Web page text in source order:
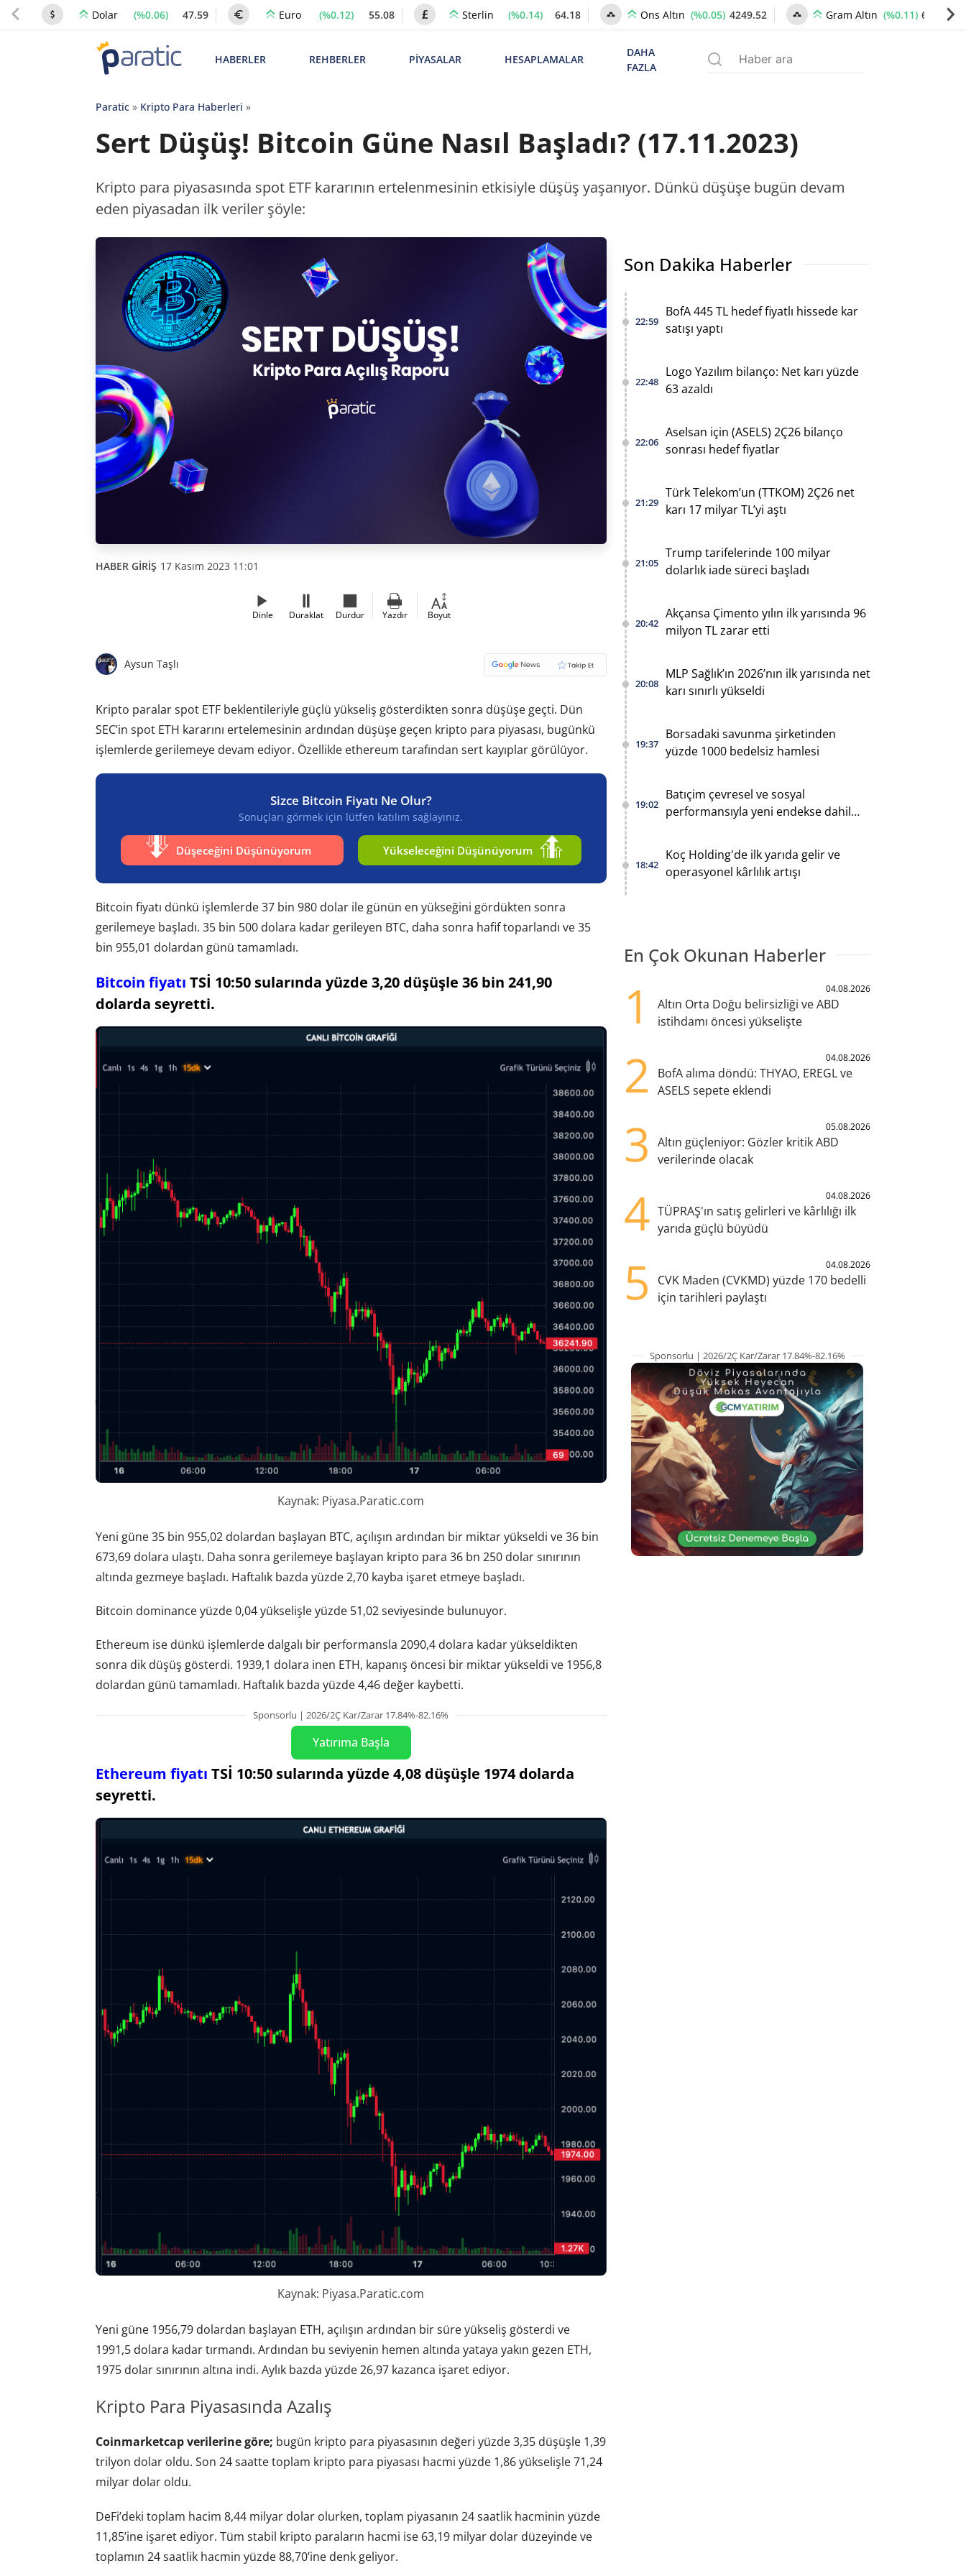
Dolar (%0.06) 47.59 Euro (%0.12) 55.08 Sterlin (%0.14) 64.18 Ons Altın (%0.05) 4249.52 Gram Altın (%0.11) 6503.11
HABERLER REHBERLER PİYASALAR HESAPLAMALAR
DAHA
FAZLA
Paratic» Kripto Para Haberleri »
Sert Düşüş! Bitcoin Güne Nasıl Başladı? (17.11.2023)
Kripto para piyasasında spot ETF kararının ertelenmesinin etkisiyle düşüş yaşanıyor. Dünkü düşüşe bugün devam
eden piyasadan ilk veriler şöyle:
HABER GİRİŞ 17 Kasım 2023 11:01
Dinle Duraklat Durdur Yazdır Boyut
Aysun Taşlı
Kripto paralar spot ETF beklentileriyle güçlü yükseliş gösterdikten sonra düşüşe geçti. Dün
SEC’in spot ETH kararını ertelemesinin ardından düşüşe geçen kripto para piyasası, bugünkü
işlemlerde gerilemeye devam ediyor. Özellikle ethereum tarafından sert kayıplar görülüyor.
Sizce Bitcoin Fiyatı Ne Olur?
Sonuçları görmek için lütfen katılım sağlayınız.
Düşeceğini Düşünüyorum Yükseleceğini Düşünüyorum
Bitcoin fiyatı dünkü işlemlerde 37 bin 980 dolar ile günün en yükseğini gördükten sonra
gerilemeye başladı. 35 bin 500 dolara kadar gerileyen BTC, daha sonra hafif toparlandı ve 35
bin 955,01 dolardan günü tamamladı.
Bitcoin fiyatı TSİ 10:50 sularında yüzde 3,20 düşüşle 36 bin 241,90
dolarda seyretti.
Kaynak: Piyasa.Paratic.com
Yeni güne 35 bin 955,02 dolardan başlayan BTC, açılışın ardından bir miktar yükseldi ve 36 bin
673,69 dolara ulaştı. Daha sonra gerilemeye başlayan kripto para 36 bn 250 dolar sınırının
altında gezmeye başladı. Haftalık bazda yüzde 2,70 kayba işaret etmeye başladı.
Bitcoin dominance yüzde 0,04 yükselişle yüzde 51,02 seviyesinde bulunuyor.
Ethereum ise dünkü işlemlerde dalgalı bir performansla 2090,4 dolara kadar yükseldikten
sonra dik düşüş gösterdi. 1939,1 dolara inen ETH, kapanış öncesi bir miktar yükseldi ve 1956,8
dolardan günü tamamladı. Haftalık bazda yüzde 4,46 değer kaybetti.
Sponsorlu | 2026/2Ç Kar/Zarar 17.84%-82.16%
Yatırıma Başla
Ethereum fiyatı TSİ 10:50 sularında yüzde 4,08 düşüşle 1974 dolarda
seyretti.
Kaynak: Piyasa.Paratic.com
Yeni güne 1956,79 dolardan başlayan ETH, açılışın ardından bir süre yükseliş gösterdi ve
1991,5 dolara kadar tırmandı. Ardından bu seviyenin hemen altında yataya yakın gezen ETH,
1975 dolar sınırının altına indi. Aylık bazda yüzde 26,97 kazanca işaret ediyor.
Kripto Para Piyasasında Azalış
Coinmarketcap verilerine göre; bugün kripto para piyasasının değeri yüzde 3,35 düşüşle 1,39
trilyon dolar oldu. Son 24 saatte toplam kripto para piyasası hacmi yüzde 1,86 yükselişle 71,24
milyar dolar oldu.
DeFi’deki toplam hacim 8,44 milyar dolar olurken, toplam piyasanın 24 saatlik hacminin yüzde
11,85’ine işaret ediyor. Tüm stabil kripto paraların hacmi ise 63,19 milyar dolar düzeyinde ve
toplamın 24 saatlik hacmin yüzde 88,70’ine denk geliyor.
Son Dakika Haberler
22:59
BofA 445 TL hedef fiyatlı hissede kar
satışı yaptı
22:48
Logo Yazılım bilanço: Net karı yüzde
63 azaldı
22:06
Aselsan için (ASELS) 2Ç26 bilanço
sonrası hedef fiyatlar
21:29
Türk Telekom’un (TTKOM) 2Ç26 net
karı 17 milyar TL’yi aştı
21:05
Trump tarifelerinde 100 milyar
dolarlık iade süreci başladı
20:42
Akçansa Çimento yılın ilk yarısında 96
milyon TL zarar etti
20:08
MLP Sağlık’ın 2026’nın ilk yarısında net
karı sınırlı yükseldi
19:37
Borsadaki savunma şirketinden
yüzde 1000 bedelsiz hamlesi
19:02
Batıçim çevresel ve sosyal
performansıyla yeni endekse dahil
18:42
Koç Holding'de ilk yarıda gelir ve
operasyonel kârlılık artışı
En Çok Okunan Haberler
1 04.08.2026
Altın Orta Doğu belirsizliği ve ABD
istihdamı öncesi yükselişte
2 04.08.2026
BofA alıma döndü: THYAO, EREGL ve
ASELS sepete eklendi
3 05.08.2026
Altın güçleniyor: Gözler kritik ABD
verilerinde olacak
4 04.08.2026
TÜPRAŞ'ın satış gelirleri ve kârlılığı ilk
yarıda güçlü büyüdü
5 04.08.2026
CVK Maden (CVKMD) yüzde 170 bedelli
için tarihleri paylaştı
Sponsorlu | 2026/2Ç Kar/Zarar 17.84%-82.16%